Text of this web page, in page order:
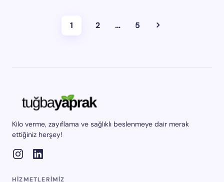
1 2 … 5
Kilo verme, zayıflama ve sağlıklı beslenmeye dair merak
ettiğiniz herşey!
HIZMETLERIMIZ